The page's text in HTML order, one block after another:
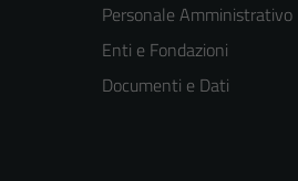
Personale Amministrativo
Enti e Fondazioni
Documenti e Dati